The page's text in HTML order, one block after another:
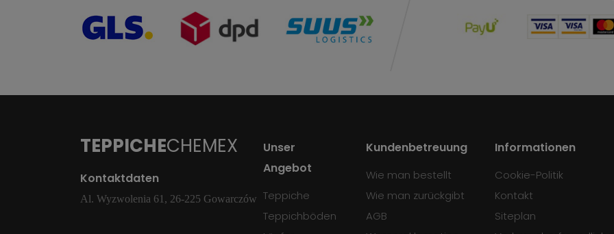
TEPPICHECHEMEX
Kontaktdaten
Al. Wyzwolenia 61, 26-225 Gowarczów
Unser
Angebot
Teppiche
Teppichböden
Kundenbetreuung
Wie man bestellt
Wie man zurückgibt
AGB
Informationen
Cookie-Politik
Kontakt
Siteplan